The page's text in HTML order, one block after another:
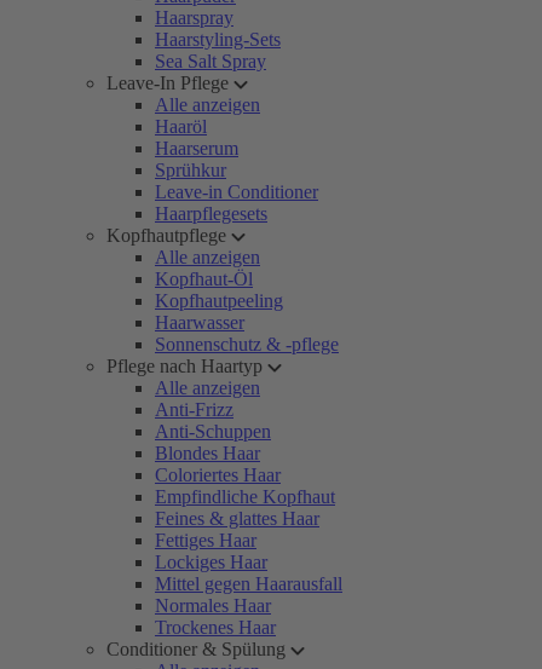
Haarspray
Haarstyling-Sets
Sea Salt Spray
Leave-In Pflege
Alle anzeigen
Haaröl
Haarserum
Sprühkur
Leave-in Conditioner
Haarpflegesets
Kopfhautpflege
Alle anzeigen
Kopfhaut-Öl
Kopfhautpeeling
Haarwasser
Sonnenschutz & -pflege
Pflege nach Haartyp
Alle anzeigen
Anti-Frizz
Anti-Schuppen
Blondes Haar
Coloriertes Haar
Empfindliche Kopfhaut
Feines & glattes Haar
Fettiges Haar
Lockiges Haar
Mittel gegen Haarausfall
Normales Haar
Trockenes Haar
Conditioner & Spülung